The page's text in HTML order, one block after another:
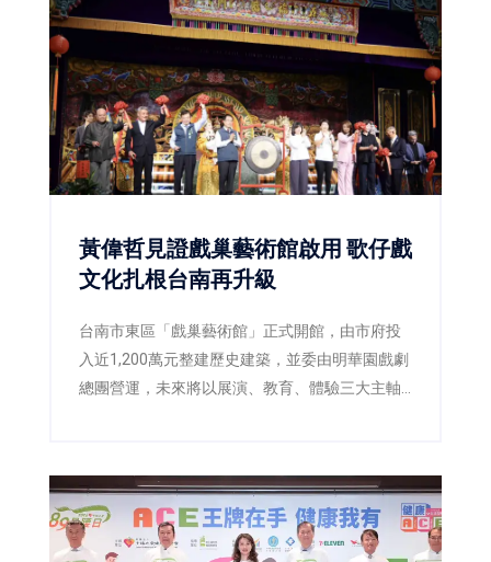
黃偉哲見證戲巢藝術館啟用 歌仔戲
文化扎根台南再升級
台南市東區「戲巢藝術館」正式開館，由市府投
入近1,200萬元整建歷史建築，並委由明華園戲劇
總團營運，未來將以展演、教育、體驗三大主軸